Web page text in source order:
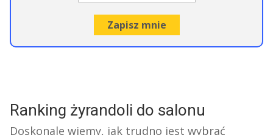
Ranking żyrandoli do salonu
Doskonale wiemy, jak trudno jest wybrać